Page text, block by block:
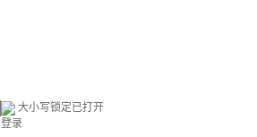
大小写锁定已打开
登录